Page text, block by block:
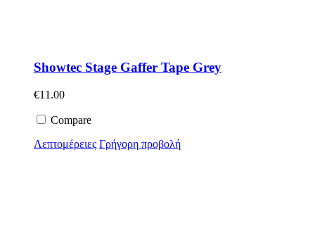
Showtec Stage Gaffer Tape Grey
€11.00
Compare
Λεπτομέρειες Γρήγορη προβολή